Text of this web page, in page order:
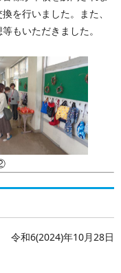
を行いました。また、
もいただきました。
令和6(2024)年10月28日